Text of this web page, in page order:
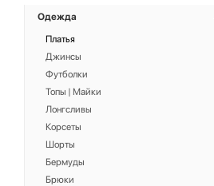
Одежда
Платья
Джинсы
Футболки
Топы | Майки
Лонгсливы
Корсеты
Шорты
Бермуды
Брюки